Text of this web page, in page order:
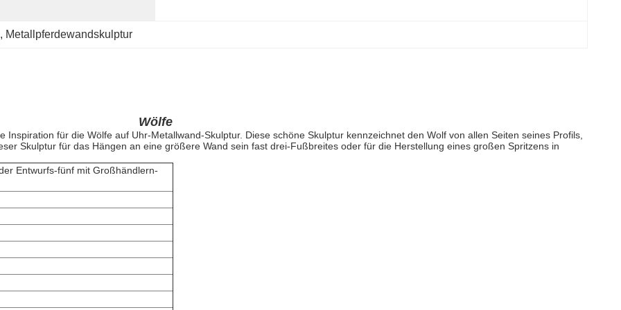
, Metallpferdewandskulptur
Wölfe
für die Wölfe auf Uhr-Metallwand-Skulptur. Diese schöne Skulptur kennzeichnet den Wolf von allen Seiten seines Profils,
Skulptur für das Hängen an eine größere Wand sein fast drei-Fußbreites oder für die Herstellung eines großen Spritzens in
Entwurfs-fünf mit Großhändlern-